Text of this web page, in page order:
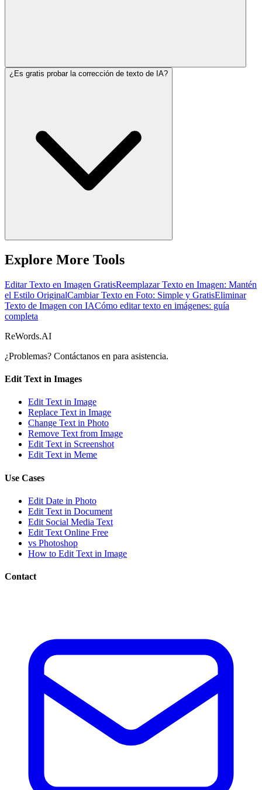
¿Es gratis probar la corrección de texto de IA?
Explore More Tools
Editar Texto en Imagen GratisReemplazar Texto en Imagen: Mantén
el Estilo OriginalCambiar Texto en Foto: Simple y GratisEliminar
Texto de Imagen con IACómo editar texto en imágenes: guía
completa
ReWords.AI
¿Problemas? Contáctanos en para asistencia.
Edit Text in Images
Edit Text in Image
Replace Text in Image
Change Text in Photo
Remove Text from Image
Edit Text in Screenshot
Edit Text in Meme
Use Cases
Edit Date in Photo
Edit Text in Document
Edit Social Media Text
Edit Text Online Free
vs Photoshop
How to Edit Text in Image
Contact